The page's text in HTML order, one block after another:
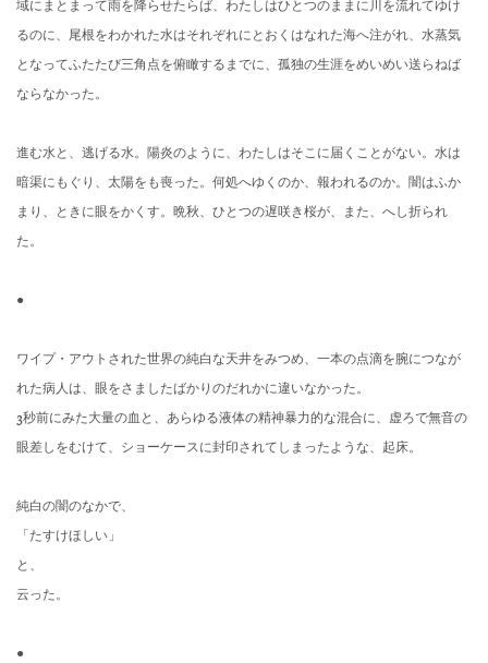
域にまとまって雨を降らせたらば、 わたしはひとつのままに川を流れてゆけ
るのに、 尾根をわかれた水はそれぞれにとおくはなれた海へ注がれ、 水蒸気
となってふたたび三角点を俯瞰するまでに、 孤独の生涯をめいめい送らねば
ならなかった。
進む水と、逃げる水。陽炎のように、 わたしはそこに届くことがない。水は
暗渠にもぐり、 太陽をも喪った。何処へゆくのか、報われるのか。闇はふか
まり、
ときに眼をかくす。晩秋、ひとつの遅咲き桜が、また、へし折られ
た。
●
ワイプ・アウトされた世界の純白な天井をみつめ、 一本の点滴を腕につなが
れた病人は、 眼をさましたばかりのだれかに違いなかった。
3秒前にみた大量の血と、あらゆる液体の精神暴力的な混合に、 虚ろで無音の
眼差しをむけて、 ショーケースに封印されてしまったような、起床。
純白の闇のなかで、
「たすけほしい」
と、
云った。
●